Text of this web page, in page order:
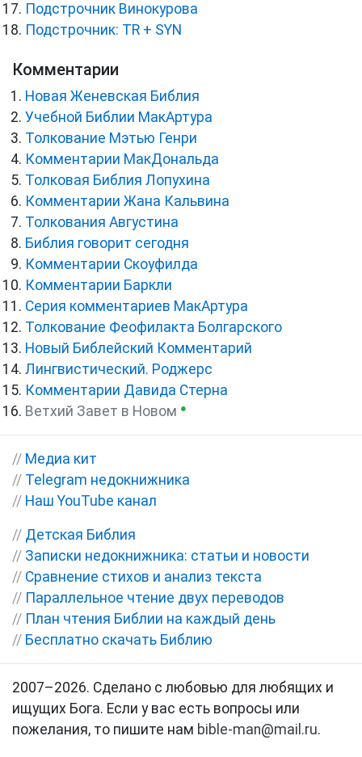
Подстрочник Винокурова
Подстрочник: TR + SYN
Комментарии
Новая Женевская Библия
Учебной Библии МакАртура
Толкование Мэтью Генри
Комментарии МакДональда
Толковая Библия Лопухина
Комментарии Жана Кальвина
Толкования Августина
Библия говорит сегодня
Комментарии Скоуфилда
Комментарии Баркли
Серия комментариев МакАртура
Толкование Феофилакта Болгарского
Новый Библейский Комментарий
Лингвистический. Роджерс
Комментарии Давида Стерна
Ветхий Завет в Новом ●
// Медиа кит
// Telegram недокнижника
// Наш YouTube канал
// Детская Библия
// Записки недокнижника: статьи и новости
// Сравнение стихов и анализ текста
// Параллельное чтение двух переводов
// План чтения Библии на каждый день
// Бесплатно скачать Библию
2007–2026. Сделано с любовью для любящих и
ищущих Бога. Если у вас есть вопросы или
пожелания, то пишите нам bible-man@mail.ru.